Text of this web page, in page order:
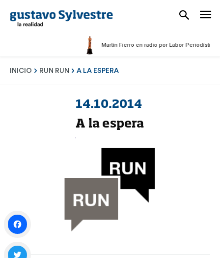
Martín Fierro en radio por Labor Periodística
INICIO RUN RUN A LA ESPERA
14.10.2014
A la espera
Facebook